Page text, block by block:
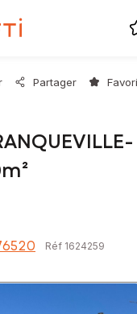
Partager
Réf 1624259